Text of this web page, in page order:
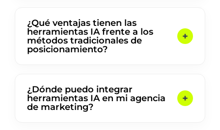
¿Qué ventajas tienen las
herramientas IA frente a los
métodos tradicionales de
posicionamiento?
¿Dónde puedo integrar
herramientas IA en mi agencia
de marketing?